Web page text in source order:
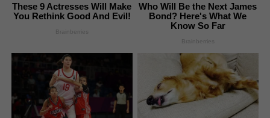
These 9 Actresses Will Make
You Rethink Good And Evil!
Brainberries
Who Will Be the Next James
Bond? Here's What We
Know So Far
Brainberries